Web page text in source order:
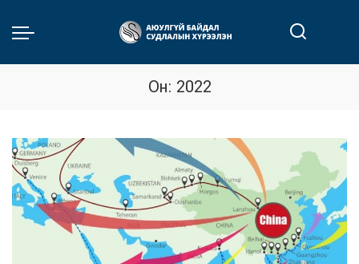
Он: 2022